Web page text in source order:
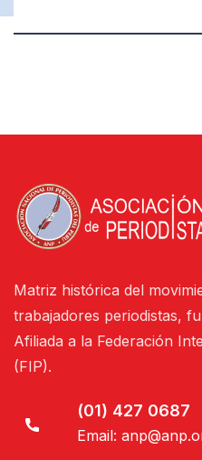
Matriz histórica del
trabajadores periodistas,
Afiliada a la Federación
(FIP).
(01) 427 0687
Email: